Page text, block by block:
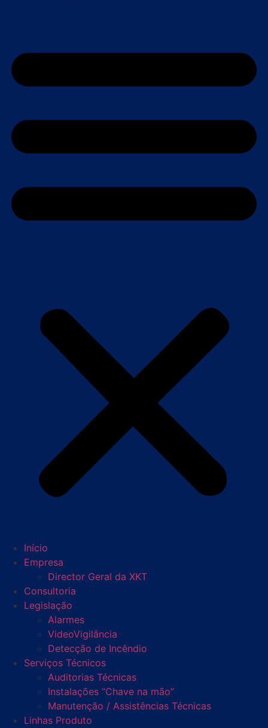
Início
Empresa
Director Geral da XKT
Consultoria
Legislação
Alarmes
VideoVigilância
Detecção de Incêndio
Serviços Técnicos
Auditorias Técnicas
Instalações “Chave na mão”
Manutenção / Assistências Técnicas
Linhas Produto